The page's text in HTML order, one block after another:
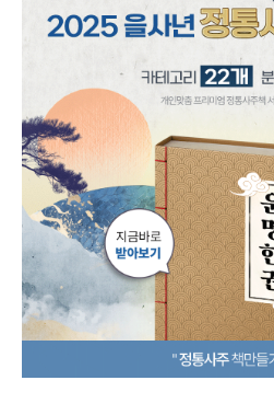
오늘의 운세
궁합
택일
작명
수리사주